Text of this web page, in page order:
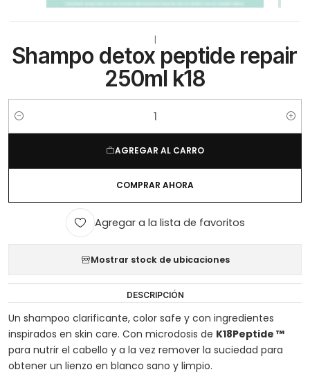
Shampo detox peptide repair
250ml k18
Cantidad
AGREGAR AL CARRO
COMPRAR AHORA
Agregar a la lista de favoritos
Mostrar stock de ubicaciones
DESCRIPCIÓN
Un shampoo clarificante, color safe y con ingredientes
inspirados en skin care. Con microdosis de K18Peptide ™
para nutrir el cabello y a la vez remover la suciedad para
obtener un lienzo en blanco sano y limpio.